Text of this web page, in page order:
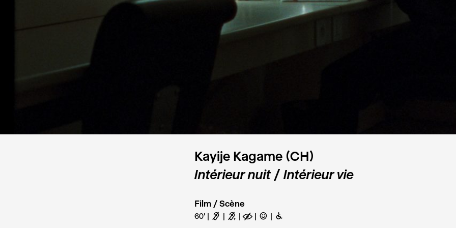
Kayije Kagame (CH)
Intérieur nuit / Intérieur vie
Film / Scène
60' F G E C B